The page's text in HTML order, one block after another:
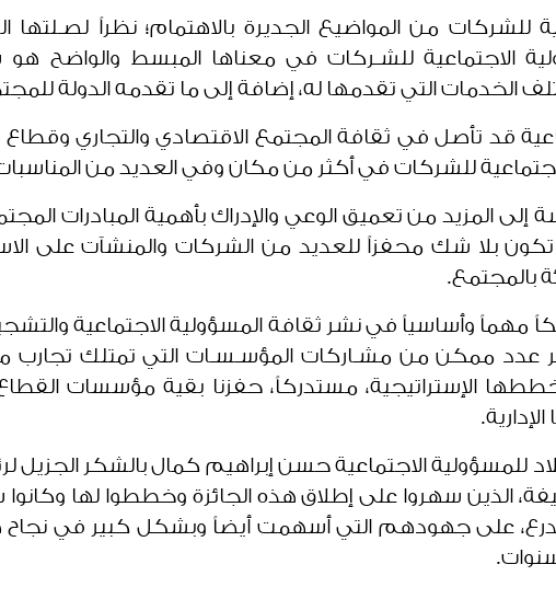
من المواضيع الجديرة بالاهتمام؛ نظراً لصـلتها
الاجتماعية للشـركات في معناها المبسط والواضح
الخدمات التي تقدمها له، إضافة إلى ما تقدمه الدولة
قد تأصل في ثقافة المجتمع الاقتصادي والتجاري
للشركات في أكثر من مكان وفي العديد من
المزيد من تعميق الوعي والإدراك بأهمية المبادرات
تكون بلا شك محفزاً للعديد من الشركات والمنشآت على
بالمجتمع.
مهماً وأساسياً في نشر ثقافة المسؤولية الاجتماعية
عدد ممكن من مشـاركات المؤسـسـات التي تمتلك
الإستراتيجية، مستدركاً، حفزنا بقية مؤسسات
للمسؤولية الاجتماعية حسن إبراهيم كمال بالشكر الجزيل
الذين سهروا على إطلاق هذه الجائزة وخططوا لها وكانوا
على جهودهم التي أسهمت أيضاً وبشكل كبير في نجاح